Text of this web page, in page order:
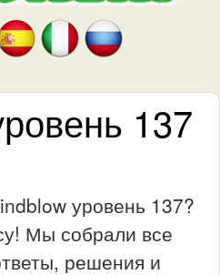
137
уровень 137?
Мы собрали все
решения и